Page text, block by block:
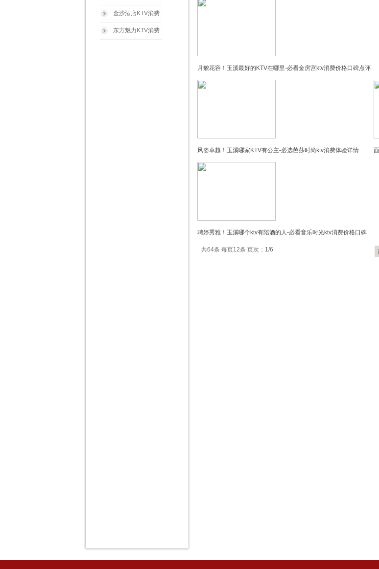
金沙酒店KTV消费
东方魅力KTV消费
月貌花容！玉溪最好的KTV在哪里-必看金房宫ktv消费价格口碑点评
风姿卓越！玉溪哪家KTV有公主-必选芭莎时尚ktv消费体验详情
聘婷秀雅！玉溪哪个ktv有陪酒的人-必看音乐时光ktv消费价格口碑
共64条 每页12条 页次：1/6